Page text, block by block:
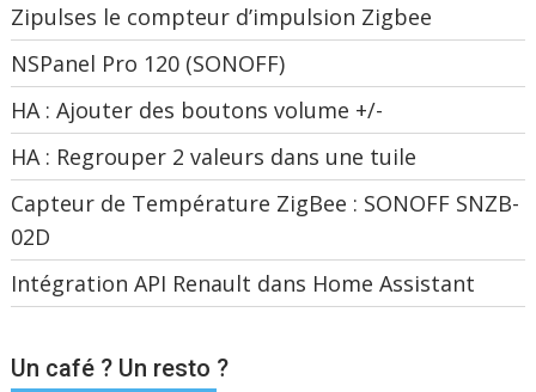
Zipulses le compteur d’impulsion Zigbee
NSPanel Pro 120 (SONOFF)
HA : Ajouter des boutons volume +/-
HA : Regrouper 2 valeurs dans une tuile
Capteur de Température ZigBee : SONOFF SNZB-
02D
Intégration API Renault dans Home Assistant
Un café ? Un resto ?